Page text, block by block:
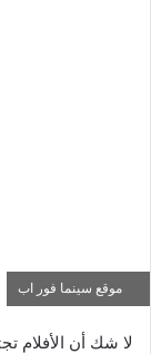
موقع سينما فور اب
لا شك أن الأفلام